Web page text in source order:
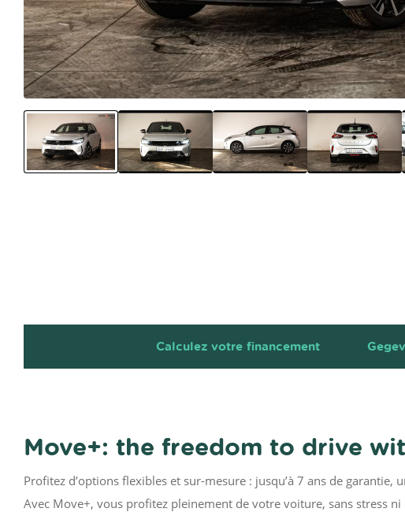
Calculez votre financement
Move+: the freedom to drive
Profitez d’options flexibles et sur-mesure : jusqu’à 7 ans de garantie,
Avec Move+, vous profitez pleinement de votre voiture, sans stress